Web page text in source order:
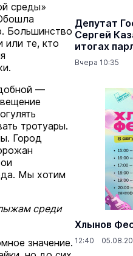
среды»
Большинство
или те, кто
—
тротуары.
Город
Мы хотим
среди
значение.
Депутат
Сергей
итогах
Вчера 10:35
Хлынов
12:40